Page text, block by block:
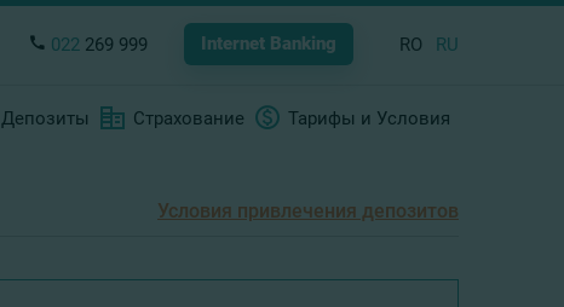
022 269 999 Internet Banking RO RU
Депозиты Страхование Тарифы и Условия
Условия привлечения депозитов